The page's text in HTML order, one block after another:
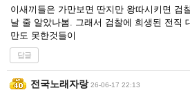
이새끼들은 가만보면 딴지만 왕따시키면 검
날 줄 알았나봄. 그래서 검찰에 희생된 전직
만도 못한것들이
답글
전국노래자랑 26-06-17 22:13